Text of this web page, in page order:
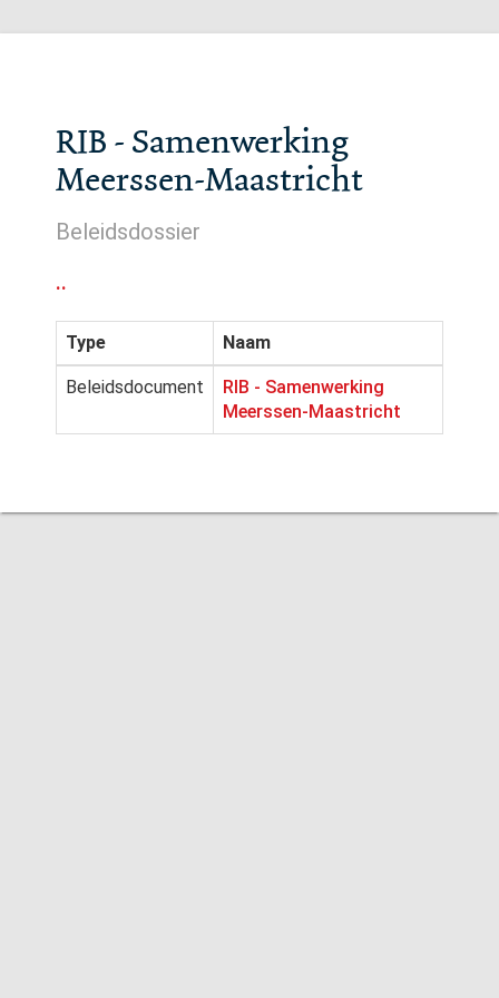
RIB - Samenwerking
Meerssen-Maastricht
Beleidsdossier
..
Type Naam
Beleidsdocument
RIB - Samenwerking
Meerssen-Maastricht